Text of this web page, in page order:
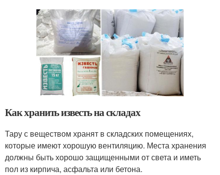
Как хранить известь на складах
Тару с веществом хранят в складских помещениях,
которые имеют хорошую вентиляцию. Места хранения
должны быть хорошо защищенными от света и иметь
пол из кирпича, асфальта или бетона.